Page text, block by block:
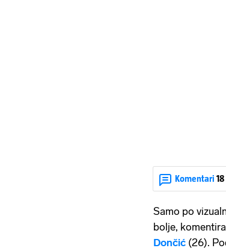
Komentari 18
Samo po
bolje,
Dončić (26).